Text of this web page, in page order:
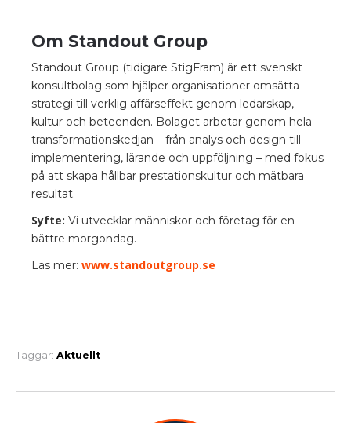
Om Standout Group
Standout Group (tidigare StigFram) är ett svenskt
konsultbolag som hjälper organisationer omsätta
strategi till verklig affärseffekt genom ledarskap,
kultur och beteenden. Bolaget arbetar genom hela
transformationskedjan – från analys och design till
implementering, lärande och uppföljning – med fokus
på att skapa hållbar prestationskultur och mätbara
resultat.
Syfte: Vi utvecklar människor och företag för en
bättre morgondag.
Läs mer: www.standoutgroup.se
Taggar: Aktuellt